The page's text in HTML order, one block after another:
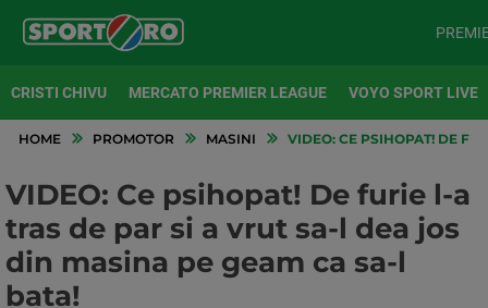
CRISTI CHIVU MERCATO PREMIER LEAGUE VOYO SPORT LIVE
HOME PROMOTOR MASINI VIDEO: CE PSIHOPAT! DE
VIDEO: Ce psihopat! De furie l-a
tras de par si a vrut sa-l dea jos
din masina pe geam ca sa-l
bata!